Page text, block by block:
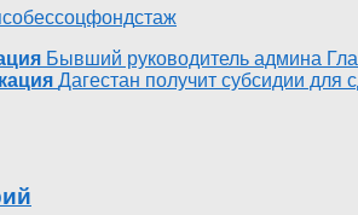
собессоцфондстаж
Бывший руководитель админа
Дагестан получит субсидии